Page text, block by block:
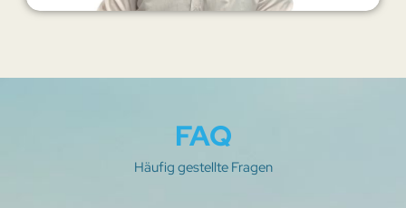
FAQ
Häufig gestellte Fragen